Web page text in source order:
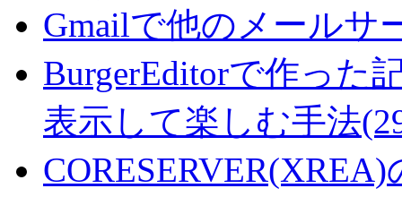
Gmailで他のメールサ
BurgerEditorで作った
表示して楽しむ手法